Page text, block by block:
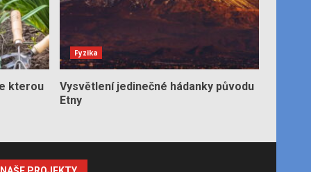
kterou
Fyzika
Vysvětlení jedinečné hádanky původu
Etny